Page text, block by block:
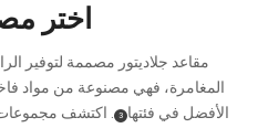
اختر
مقاعد جلاديتور مصممة لتوفير
المغامرة، فهي مصنوعة من مواد
الأفضل في فئتها (
3
)
. اكتشف مجموعات